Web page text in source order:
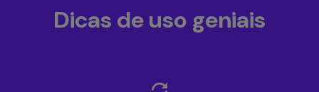
Dicas de uso geniais